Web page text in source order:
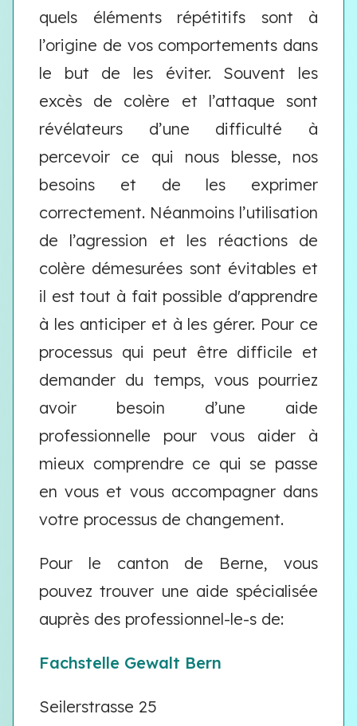
quels éléments répétitifs sont à
l’origine de vos comportements dans
le but de les éviter. Souvent les
excès de colère et l’attaque sont
révélateurs d’une difficulté à
percevoir ce qui nous blesse, nos
besoins et de les exprimer
correctement. Néanmoins l’utilisation
de l’agression et les réactions de
colère démesurées sont évitables et
il est tout à fait possible d'apprendre
à les anticiper et à les gérer. Pour ce
processus qui peut être difficile et
demander du temps, vous pourriez
avoir besoin d’une aide
professionnelle pour vous aider à
mieux comprendre ce qui se passe
en vous et vous accompagner dans
votre processus de changement.
Pour le canton de Berne, vous
pouvez trouver une aide spécialisée
auprès des professionnel-le-s de:
Fachstelle Gewalt Bern
Seilerstrasse 25